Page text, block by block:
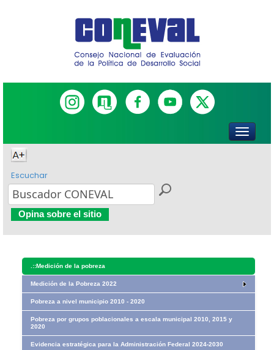
Escuchar
Opina sobre el sitio
.::Medición de la pobreza
Medición de la Pobreza 2022
Pobreza a nivel municipio 2010 - 2020
Pobreza por grupos poblacionales a escala municipal 2010, 2015 y
2020
Evidencia estratégica para la Administración Federal 2024-2030